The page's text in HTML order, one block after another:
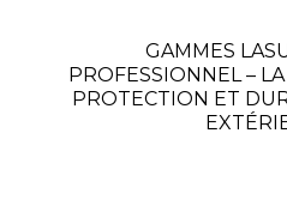
GAMMES
PROFESSIONNEL –
PROTECTION ET